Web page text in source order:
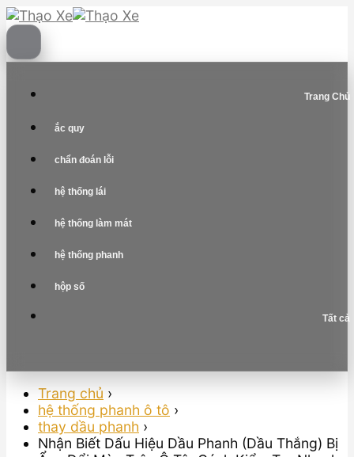
Skip
to
content
Trang Chủ
ắc quy
chẩn đoán lỗi
hệ thống lái
hệ thống làm mát
hệ thống phanh
hộp số
Tất cả
Trang chủ ›
hệ thống phanh ô tô ›
thay dầu phanh ›
Nhận Biết Dấu Hiệu Dầu Phanh (Dầu Thắng) Bị